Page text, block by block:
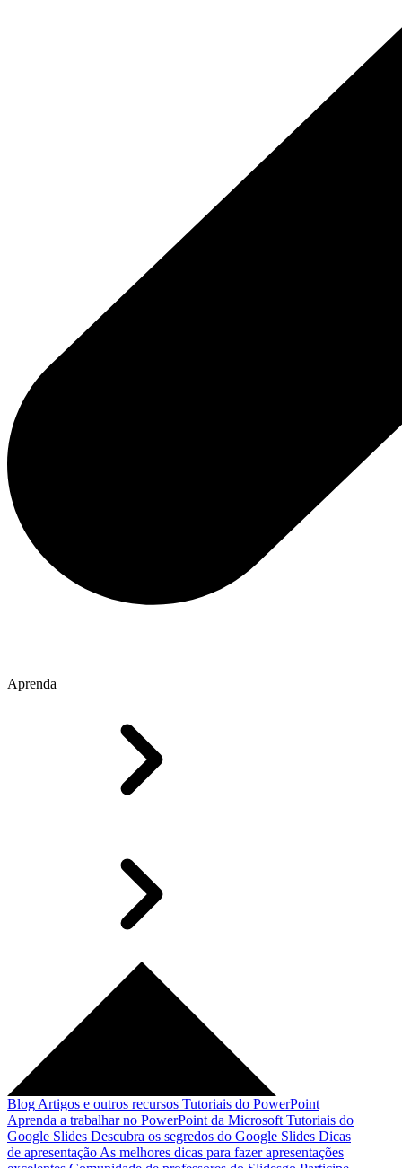
Aprenda
Blog Artigos e outros recursos Tutoriais do PowerPoint
Aprenda a trabalhar no PowerPoint da Microsoft Tutoriais do
Google Slides Descubra os segredos do Google Slides Dicas
de apresentação As melhores dicas para fazer apresentações